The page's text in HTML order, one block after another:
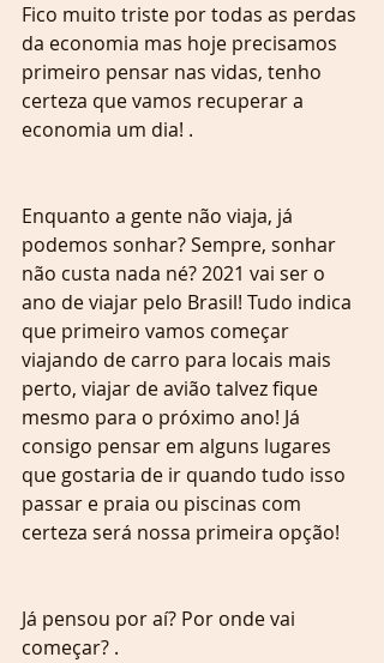
Fico muito triste por todas as perdas
da economia mas hoje precisamos
primeiro pensar nas vidas, tenho
certeza que vamos recuperar a
economia um dia! .
Enquanto a gente não viaja, já
podemos sonhar? Sempre, sonhar
não custa nada né? 2021 vai ser o
ano de viajar pelo Brasil! Tudo indica
que primeiro vamos começar
viajando de carro para locais mais
perto, viajar de avião talvez fique
mesmo para o próximo ano! Já
consigo pensar em alguns lugares
que gostaria de ir quando tudo isso
passar e praia ou piscinas com
certeza será nossa primeira opção!
Já pensou por aí? Por onde vai
começar? .